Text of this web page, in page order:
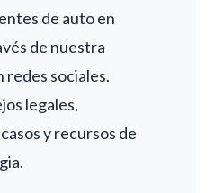
de auto en
de nuestra
redes sociales.
legales,
y recursos de